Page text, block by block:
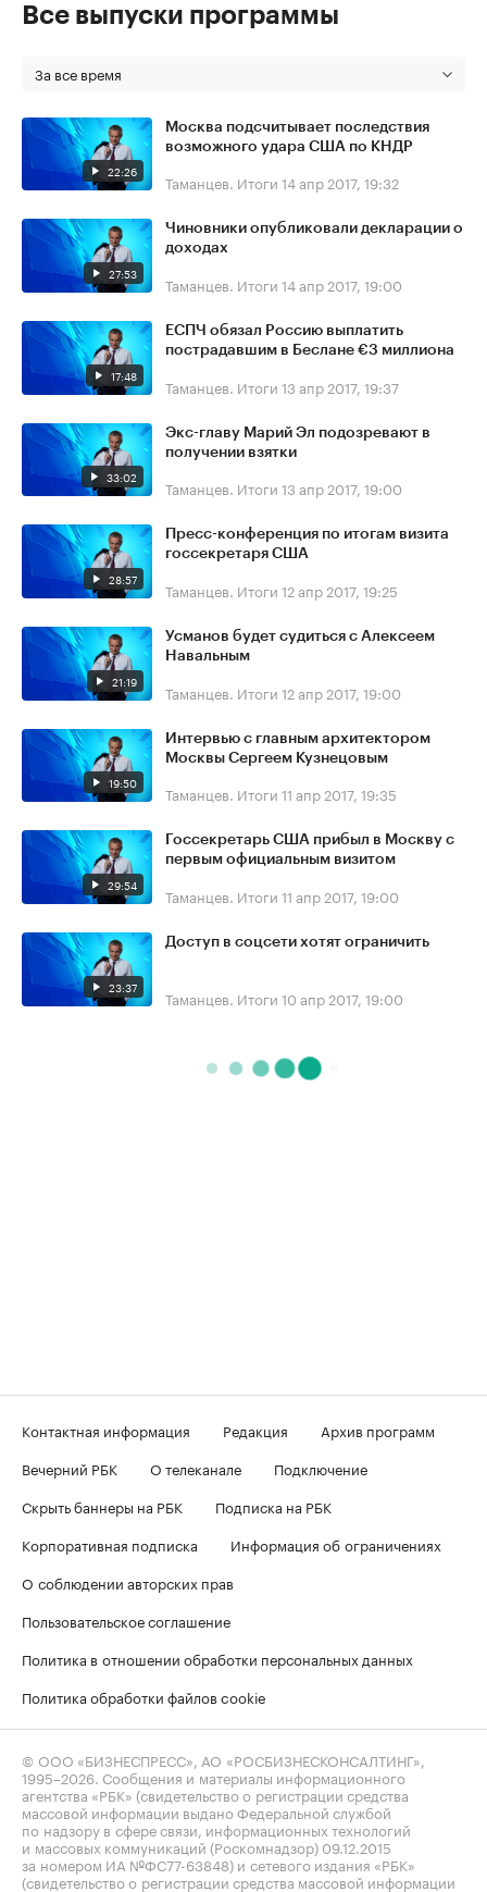
Все выпуски программы
За все время
22:26
Москва подсчитывает последствия
возможного удара США по КНДР
Таманцев. Итоги 14 апр 2017, 19:32
27:53
Чиновники опубликовали декларации о
доходах
Таманцев. Итоги 14 апр 2017, 19:00
17:48
ЕСПЧ обязал Россию выплатить
пострадавшим в Беслане €3 миллиона
Таманцев. Итоги 13 апр 2017, 19:37
33:02
Экс-главу Марий Эл подозревают в
получении взятки
Таманцев. Итоги 13 апр 2017, 19:00
28:57
Пресс-конференция по итогам визита
госсекретаря США
Таманцев. Итоги 12 апр 2017, 19:25
21:19
Усманов будет судиться с Алексеем
Навальным
Таманцев. Итоги 12 апр 2017, 19:00
19:50
Интервью с главным архитектором
Москвы Сергеем Кузнецовым
Таманцев. Итоги 11 апр 2017, 19:35
29:54
Госсекретарь США прибыл в Москву с
первым официальным визитом
Таманцев. Итоги 11 апр 2017, 19:00
23:37
Доступ в соцсети хотят ограничить
Таманцев. Итоги 10 апр 2017, 19:00
Контактная информация Редакция
Архив программ
Вечерний РБК
О телеканале
Подключение
Скрыть баннеры на РБК
Подписка на РБК
Корпоративная подписка
Информация об ограничениях
О соблюдении авторских прав
Пользовательское соглашение
Политика в отношении обработки персональных данных
Политика обработки файлов cookie
© ООО «БИЗНЕСПРЕСС», АО «РОСБИЗНЕСКОНСАЛТИНГ»,
1995–2026 . Сообщения и материалы информационного
агентства «РБК» (свидетельство о регистрации средства
массовой информации выдано Федеральной службой
по надзору в сфере связи, информационных технологий
и массовых коммуникаций (Роскомнадзор) 09.12.2015
за номером ИА №ФС77-63848) и сетевого издания «РБК»
(свидетельство о регистрации средства массовой информации